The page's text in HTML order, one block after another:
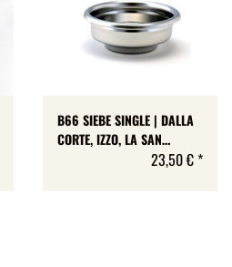
B66 SIEBE SINGLE | DALLA
CORTE, IZZO, LA SAN
23,50 € *